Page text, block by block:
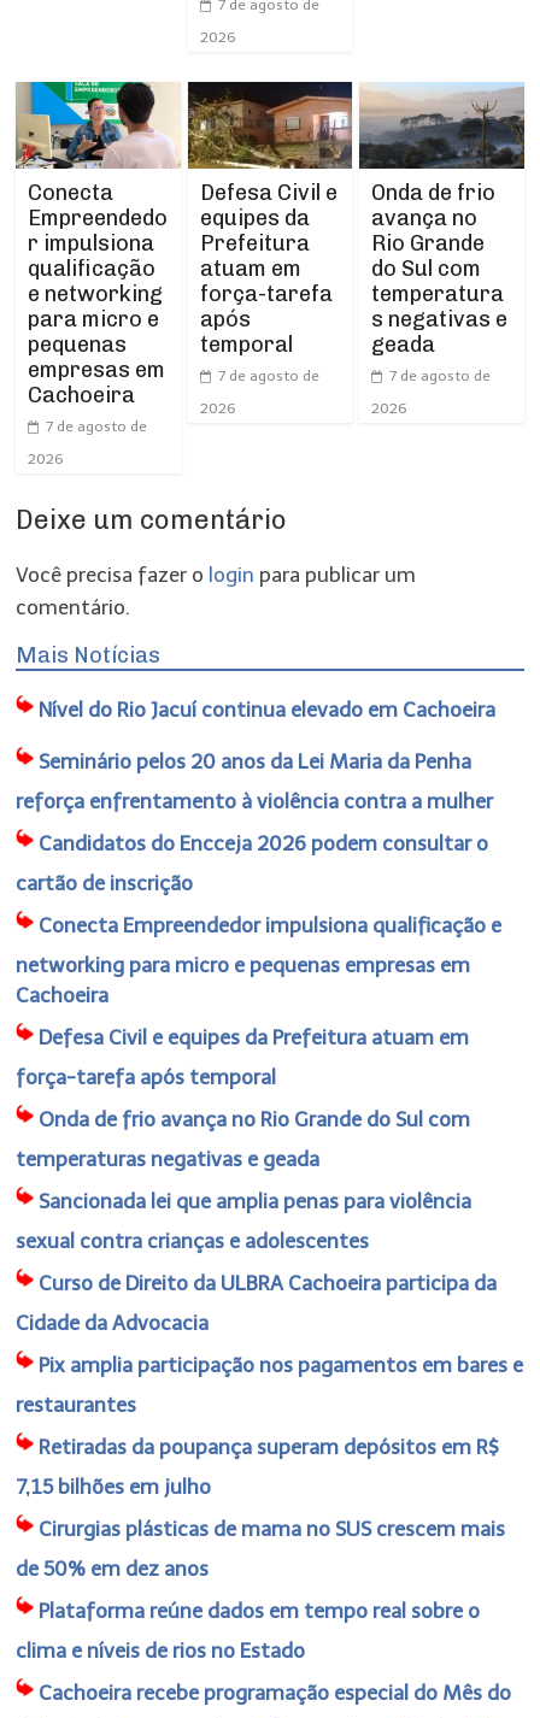
7 de agosto de
2026
Conecta
Empreendedo
r impulsiona
qualificação
e networking
para micro e
pequenas
empresas em
Cachoeira
7 de agosto de
2026
Defesa Civil e
equipes da
Prefeitura
atuam em
força-tarefa
após
temporal
7 de agosto de
2026
Onda de frio
avança no
Rio Grande
do Sul com
temperatura
s negativas e
geada
7 de agosto de
2026
Deixe um comentário
Você precisa fazer o login para publicar um
comentário.
Mais Notícias
Nível do Rio Jacuí continua elevado em Cachoeira
Seminário pelos 20 anos da Lei Maria da Penha
reforça enfrentamento à violência contra a mulher
Candidatos do Encceja 2026 podem consultar o
cartão de inscrição
Conecta Empreendedor impulsiona qualificação e
networking para micro e pequenas empresas em
Cachoeira
Defesa Civil e equipes da Prefeitura atuam em
força-tarefa após temporal
Onda de frio avança no Rio Grande do Sul com
temperaturas negativas e geada
Sancionada lei que amplia penas para violência
sexual contra crianças e adolescentes
Curso de Direito da ULBRA Cachoeira participa da
Cidade da Advocacia
Pix amplia participação nos pagamentos em bares e
restaurantes
Retiradas da poupança superam depósitos em R$
7,15 bilhões em julho
Cirurgias plásticas de mama no SUS crescem mais
de 50% em dez anos
Plataforma reúne dados em tempo real sobre o
clima e níveis de rios no Estado
Cachoeira recebe programação especial do Mês do